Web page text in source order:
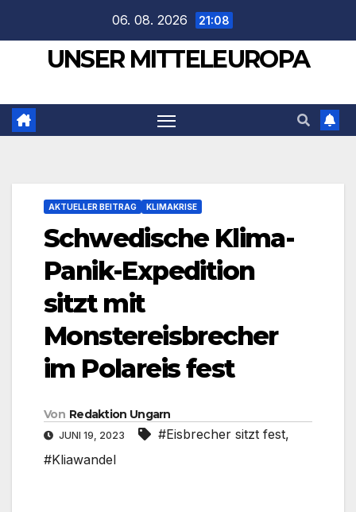
springen
06. 08. 2026 21:08
UNSER MITTELEUROPA
AKTUELLER BEITRAG KLIMAKRISE
Schwedische Klima-
Panik-Expedition
sitzt mit
Monstereisbrecher
im Polareis fest
Von Redaktion Ungarn
JUNI 19, 2023 #Eisbrecher sitzt fest,
#Kliawandel